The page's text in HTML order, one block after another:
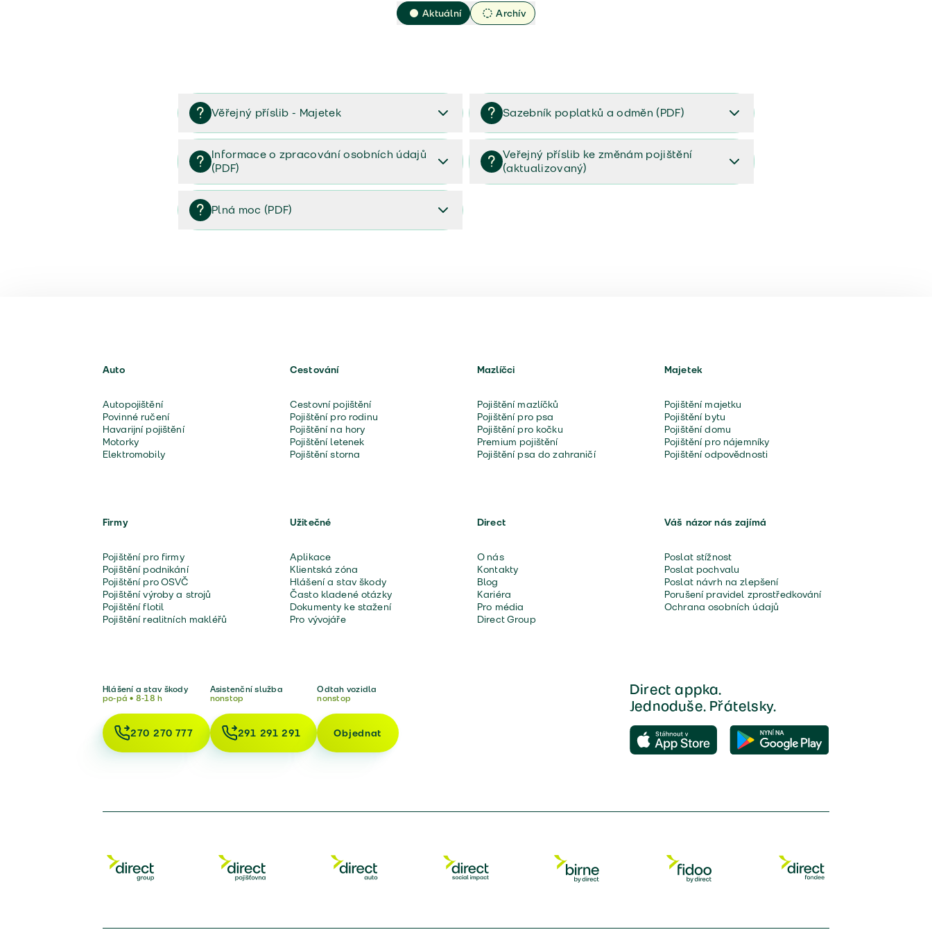
Aktuální Archív
Věřejný příslib - Majetek
Věřejný příslib majetek 2023
Sazebník poplatků a odměn (PDF)
Sazebník poplatků a odměn (PDF)
Informace o zpracování osobních údajů
(PDF)
Informace o zpracování osobních údajů (PDF)
Veřejný příslib ke změnám pojištění
(aktualizovaný)
Plná moc (PDF)
Auto
Autopojištění
Povinné ručení
Havarijní pojištění
Motorky
Elektromobily
Cestování
Cestovní pojištění
Pojištění pro rodinu
Pojištění na hory
Pojištění letenek
Pojištění storna
Mazlíčci
Pojištění mazlíčků
Pojištění pro psa
Pojištění pro kočku
Premium pojištění
Pojištění psa do zahraničí
Majetek
Pojištění majetku
Pojištění bytu
Pojištění domu
Pojištění pro nájemníky
Pojištění odpovědnosti
Firmy
Pojištění pro firmy
Pojištění podnikání
Pojištění pro OSVČ
Pojištění výroby a strojů
Pojištění flotil
Pojištění realitních makléřů
Užitečné
Aplikace
Klientská zóna
Hlášení a stav škody
Často kladené otázky
Dokumenty ke stažení
Pro vývojáře
Direct
O nás
Kontakty
Blog
Kariéra
Pro média
Direct Group
Váš názor nás zajímá
Poslat stížnost
Poslat pochvalu
Poslat návrh na zlepšení
Porušení pravidel zprostředkování
Ochrana osobních údajů
Hlášení a stav škody
po-pá • 8-18 h
270 270 777
Asistenční služba
nonstop
291 291 291
Odtah vozidla
nonstop
Objednat
Direct appka.
Jednoduše. Přátelsky.